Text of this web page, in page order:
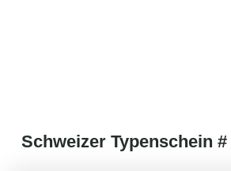
Schweizer Typenschein #